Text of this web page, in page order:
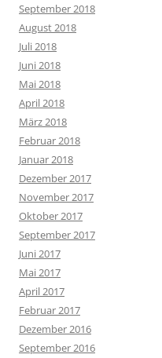
September 2018
August 2018
Juli 2018
Juni 2018
Mai 2018
April 2018
März 2018
Februar 2018
Januar 2018
Dezember 2017
November 2017
Oktober 2017
September 2017
Juni 2017
Mai 2017
April 2017
Februar 2017
Dezember 2016
September 2016